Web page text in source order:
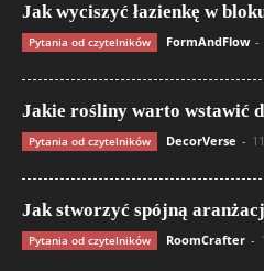
Jak wyciszyć łazienkę w
Pytania od czytelników FormAndFlow -
Jakie rośliny warto wstawić
Pytania od czytelników DecorVerse -
Jak stworzyć spójną
Pytania od czytelników RoomCrafter -